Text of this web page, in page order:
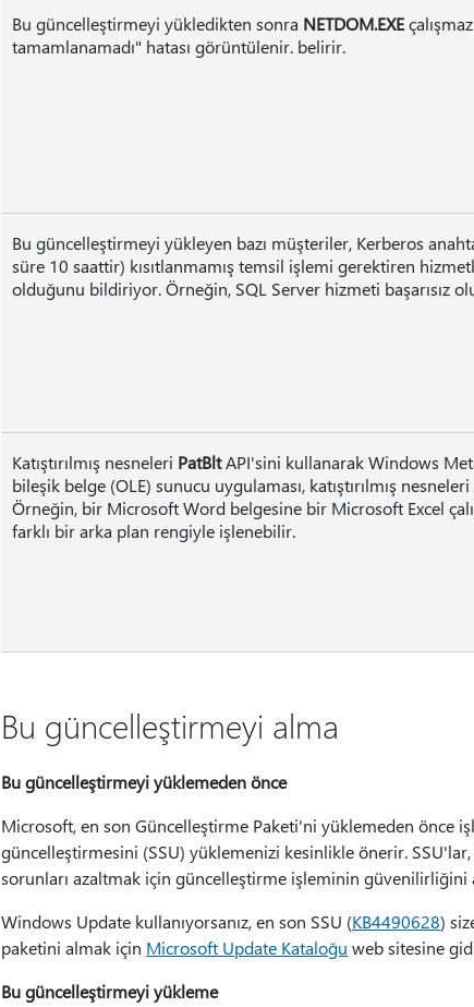
Bu güncelleştirmeyi yükledikten sonra NETDOM.EXE
tamamlanamadı" hatası görüntülenir. belirir.
Bu güncelleştirmeyi yükleyen bazı müşteriler, Kerberos
süre 10 saattir) kısıtlanmamış temsil işlemi gerektiren
olduğunu bildiriyor. Örneğin, SQL Server hizmeti başarısız
Katıştırılmış nesneleri PatBltAPI'sini kullanarak Windows
bileşik belge (OLE) sunucu uygulaması, katıştırılmış
Örneğin, bir Microsoft Word belgesine bir Microsoft Excel
farklı bir arka plan rengiyle işlenebilir.
Bu güncelleştirmeyi alma
Bu güncelleştirmeyi yüklemeden önce
Microsoft, en son Güncelleştirme Paketi'ni yüklemeden önce
güncelleştirmesini (SSU) yüklemenizi kesinlikle önerir.
sorunları azaltmak için güncelleştirme işleminin güvenilirliğini
Windows Update kullanıyorsanız, en son SSU (KB4490628)
paketini almak için Microsoft Update Kataloğu web sitesine
Bu güncelleştirmeyi yükleme